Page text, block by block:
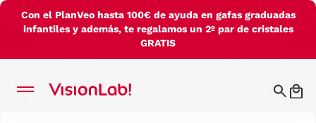
Con el PlanVeo hasta 100€ de ayuda en gafas graduadas
infantiles y además, te regalamos un 2º par de cristales
GRATIS